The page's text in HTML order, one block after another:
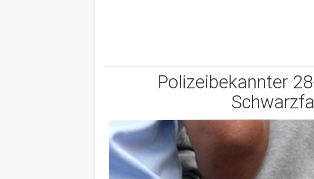
Polizeibekannter